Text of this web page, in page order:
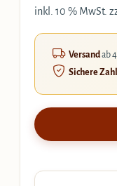
inkl. 10 % MwSt.
Versandab
Sichere